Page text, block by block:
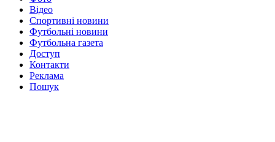
Відео
Спортивні новини
Футбольні новини
Футбольна газета
Доступ
Контакти
Реклама
Пошук